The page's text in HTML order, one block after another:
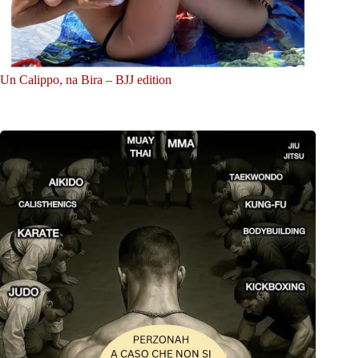
Un Calippo, na Bira – BJJ edition